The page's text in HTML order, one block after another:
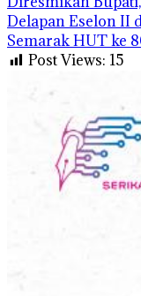
Delapan Eselon II
Semarak HUT ke
Post Views: 15